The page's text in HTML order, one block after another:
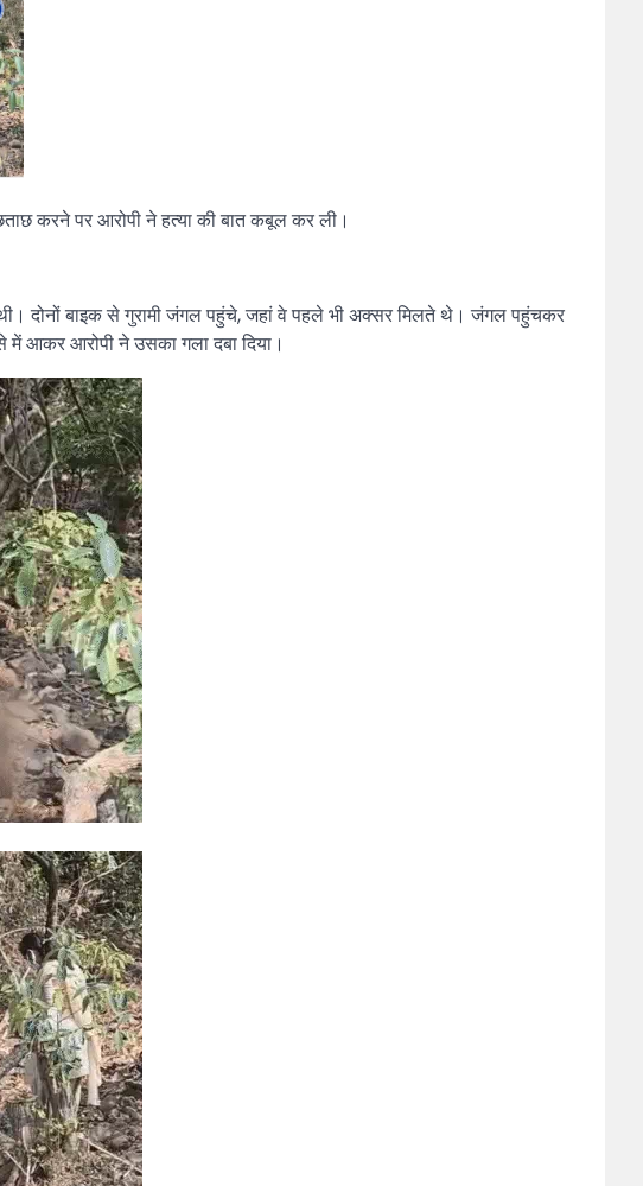
करने पर आरोपी ने हत्या की बात कबूल कर ली।
दोनों बाइक से गुरामी जंगल पहुंचे, जहां वे पहले भी अक्सर मिलते थे। जंगल पहुंचकर
आकर आरोपी ने उसका गला दबा दिया।